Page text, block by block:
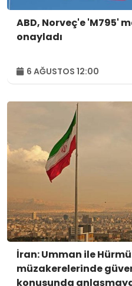
ABD, Norveç'e 'M795'
onayladı
6 AĞUSTOS 12:00
İran: Umman ile
müzakerelerinde
konusunda